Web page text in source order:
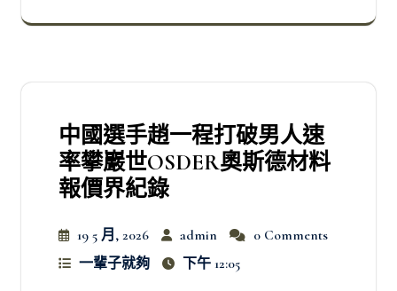
中國選手趙一程打破男人速
率攀巖世OSDER奧斯德材料
報價界紀錄
19 5 月, 2026 admin
0 Comments
一輩子就夠
下午 12:05